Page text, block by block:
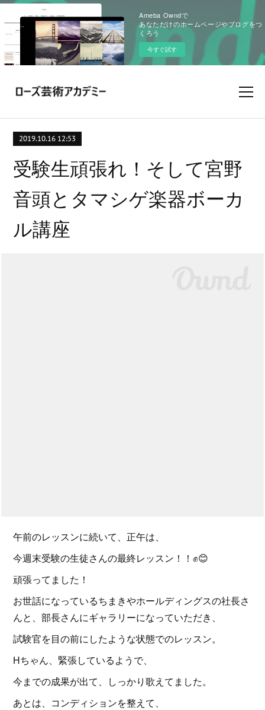
Ameba Owndで
あなただけのホームページやブログをつ
くろう
今すぐ試す
2019.10.16 12:53
受験生頑張れ！そして宮野
音頭とタマシゲ楽器ボーカ
ル講座
午前のレッスンに続いて、正午は、
今週末受験の生徒さんの最終レッスン！！✊😊
頑張ってました！
お世話になっているちまきやホールディングスの社長さ
んと、部長さんにギャラリーになっていただき、
試験官を目の前にしたような状態でのレッスン。
Hちゃん、緊張しているようで、
今までの成果が出て、しっかり歌えてました。
あとは、コンディションを整えて、